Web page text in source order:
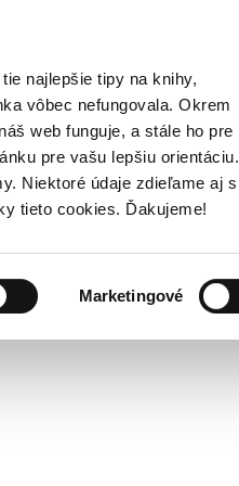
najlepšie tipy na knihy,
vôbec nefungovala. Okrem
web funguje, a stále ho pre
pre vašu lepšiu orientáciu.
Niektoré údaje zdieľame aj s
tieto cookies. Ďakujeme!
Marketingové